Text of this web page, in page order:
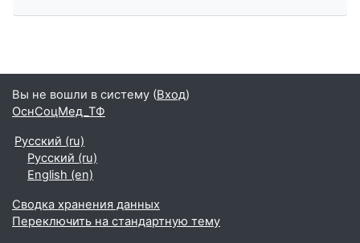
Вы не вошли в систему (Вход)
ОснСоцМед_ТФ
Русский ‎(ru)‎
Русский ‎(ru)‎
English ‎(en)‎
Сводка хранения данных
Переключить на стандартную тему